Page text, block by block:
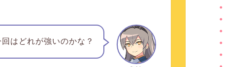
回はどれが強いのかな？